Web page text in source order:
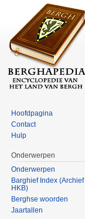
Hoofdpagina
Contact
Hulp
Onderwerpen
Onderwerpen
Barghief Index (Archief
HKB)
Berghse woorden
Jaartallen